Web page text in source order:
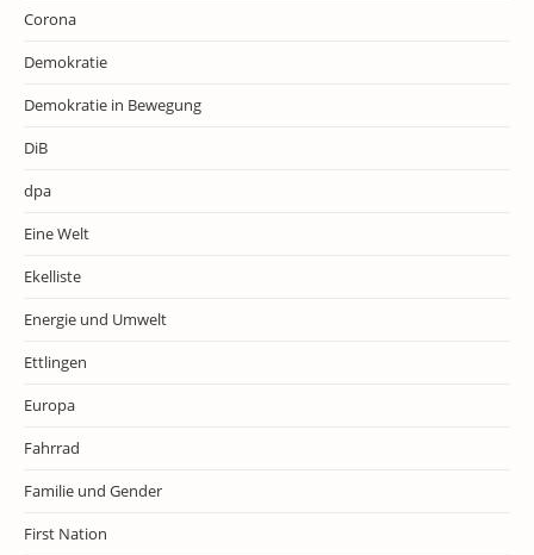
Corona
Demokratie
Demokratie in Bewegung
DiB
dpa
Eine Welt
Ekelliste
Energie und Umwelt
Ettlingen
Europa
Fahrrad
Familie und Gender
First Nation